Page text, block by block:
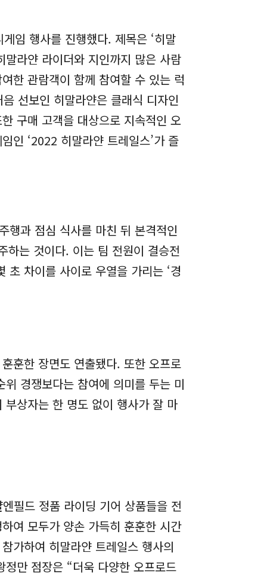
임 행사를 진행했다. 제목은 ‘히말
라얀 라이더와 지인까지 많은 사람
한 관람객이 함께 참여할 수 있는 럭
선보인 히말라얀은 클래식 디자인
구매 고객을 대상으로 지속적인 오
인 ‘2022 히말라얀 트레일스’가 즐
행과 점심 식사를 마친 뒤 본격적인
하는 것이다. 이는 팀 전원이 결승전
차이를 사이로 우열을 가리는 ‘경
훈한 장면도 연출됐다. 또한 오프로
경쟁보다는 참여에 의미를 두는 미
상자는 한 명도 없이 행사가 잘 마
필드 정품 라이딩 기어 상품들을 전
여 모두가 양손 가득히 훈훈한 시간
가하여 히말라얀 트레일스 행사의
만 점장은 “더욱 다양한 오프로드